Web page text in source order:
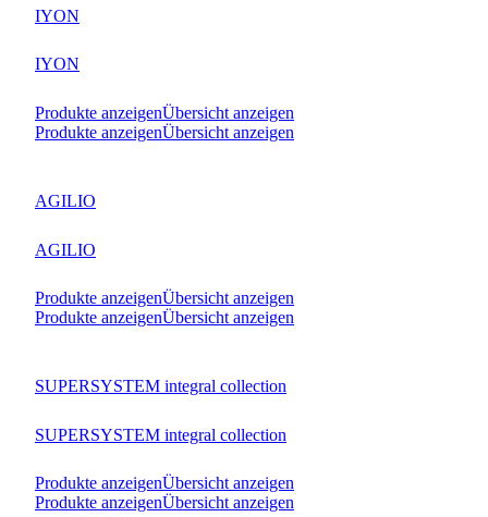
IYON
IYON
Produkte anzeigenÜbersicht anzeigen
Produkte anzeigenÜbersicht anzeigen
AGILIO
AGILIO
Produkte anzeigenÜbersicht anzeigen
Produkte anzeigenÜbersicht anzeigen
SUPERSYSTEM integral collection
SUPERSYSTEM integral collection
Produkte anzeigenÜbersicht anzeigen
Produkte anzeigenÜbersicht anzeigen